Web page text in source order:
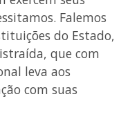
Falemos
do Estado,
que com
leva aos
com suas